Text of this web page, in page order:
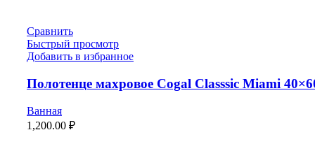
Сравнить
Быстрый просмотр
Добавить в избранное
Полотенце махровое Cogal Classsic Miami
Ванная
1,200.00 ₽